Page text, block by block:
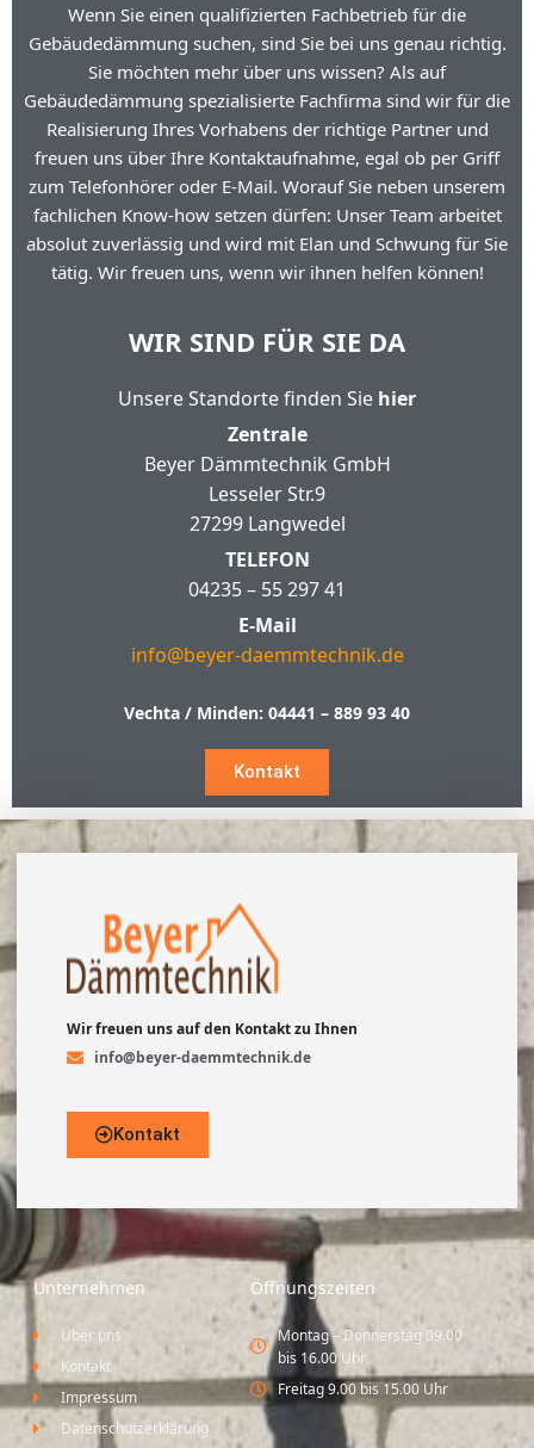
Wenn Sie einen qualifizierten Fachbetrieb für die
Gebäudedämmung suchen, sind Sie bei uns genau richtig.
Sie möchten mehr über uns wissen? Als auf
Gebäudedämmung spezialisierte Fachfirma sind wir für die
Realisierung Ihres Vorhabens der richtige Partner und
freuen uns über Ihre Kontaktaufnahme, egal ob per Griff
zum Telefonhörer oder E-Mail. Worauf Sie neben unserem
fachlichen Know-how setzen dürfen: Unser Team arbeitet
absolut zuverlässig und wird mit Elan und Schwung für Sie
tätig. Wir freuen uns, wenn wir ihnen helfen können!
WIR SIND FÜR SIE DA
Unsere Standorte finden Sie hier
Zentrale
Beyer Dämmtechnik GmbH
Lesseler Str.9
27299 Langwedel
TELEFON
04235 – 55 297 41
E-Mail
info@beyer-daemmtechnik.de
Vechta / Minden: 04441 – 889 93 40
Kontakt
Wir freuen uns auf den Kontakt zu Ihnen
info@beyer-daemmtechnik.de
Kontakt
Unternehmen
Über uns
Kontakt
Impressum
Datenschutzerklärung
Öffnungszeiten
Montag – Donnerstag 09.00
bis 16.00 Uhr
Freitag 9.00 bis 15.00 Uhr